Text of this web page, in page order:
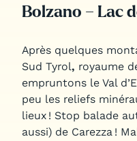
Bolzano – Lac
Après quelques
Sud Tyrol, royaume
empruntons le Val
peu les reliefs
lieux ! Stop balade
aussi) de Carezza !